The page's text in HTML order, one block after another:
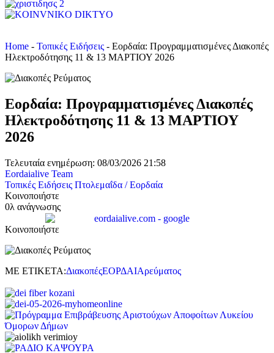
Home - Τοπικές Ειδήσεις - Εορδαία: Προγραμματισμένες Διακοπές
Ηλεκτροδότησης 11 & 13 ΜΑΡΤΙΟΥ 2026
Εορδαία: Προγραμματισμένες Διακοπές
Ηλεκτροδότησης 11 & 13 ΜΑΡΤΙΟΥ
2026
Τελευταία ενημέρωση: 08/03/2026 21:58
Eordaialive Team
Τοπικές Ειδήσεις Πτολεμαΐδα / Εορδαία
Κοινοποιήστε
0λ ανάγνωσης
Κοινοποιήστε
ΜΕ ΕΤΙΚΕΤΑ:ΔιακοπέςΕΟΡΔΑΙΑρεύματος